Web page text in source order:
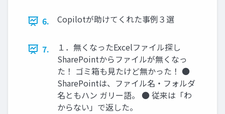
6. Copilotが助けてくれた事例３選
7.
１．無くなったExcelファイル探し
SharePointからファイルが無くなっ
た！ ゴミ箱も見たけど無かった！ ●
SharePointは、ファイル名・フォルダ
名ともハン ガリー語。 ● 従来は「わ
からない」で返した。